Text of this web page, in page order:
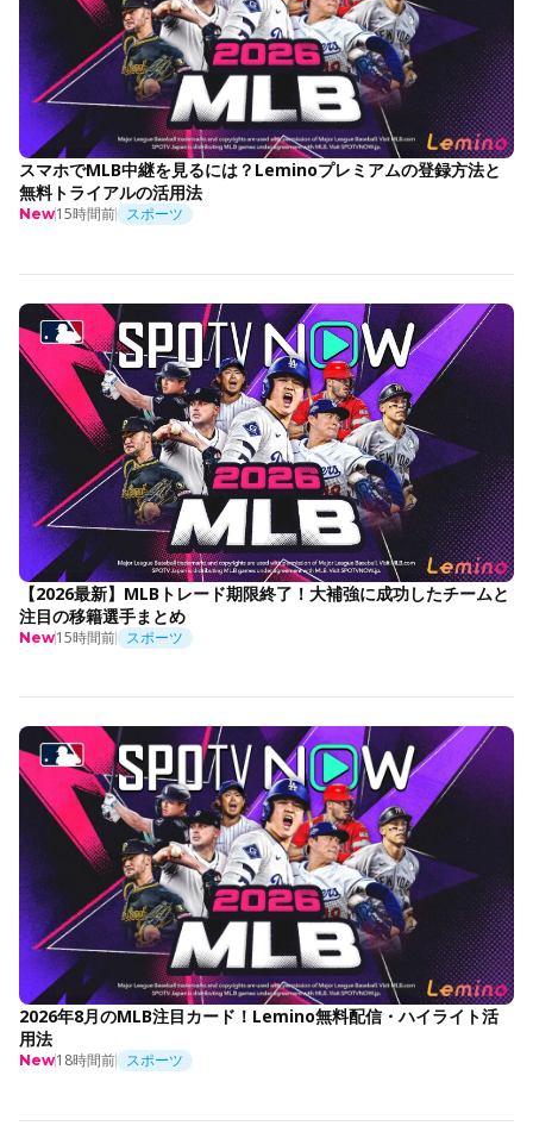
スマホでMLB中継を見るには？Leminoプレミアムの登録方法と
無料トライアルの活用法
New15時間前 スポーツ
【2026最新】MLBトレード期限終了！大補強に成功したチームと
注目の移籍選手まとめ
New15時間前 スポーツ
2026年8月のMLB注目カード！Lemino無料配信・ハイライト活
用法
New18時間前 スポーツ